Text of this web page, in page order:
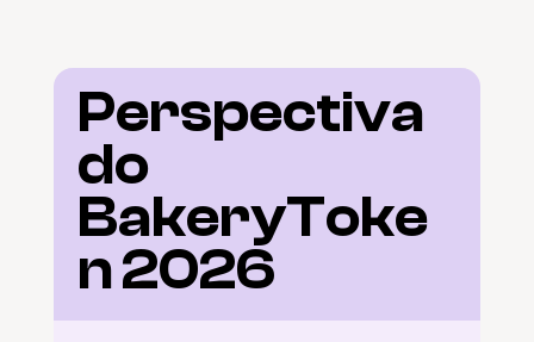
Perspectiva
do
BakeryToke
n 2026